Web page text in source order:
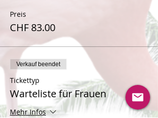
Preis
CHF 83.00
Verkauf beendet
Tickettyp
Warteliste für Frauen
Mehr Infos